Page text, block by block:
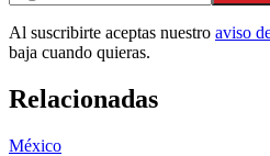
Al suscribirte aceptas nuestro aviso
baja cuando quieras.
Relacionadas
México